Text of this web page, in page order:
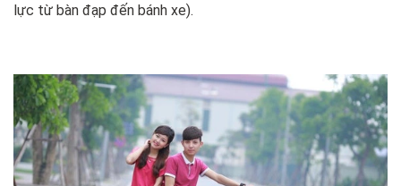
lực từ bàn đạp đến bánh xe).